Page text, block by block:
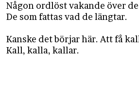
Någon ordlöst vakande över
De som fattas vad de längtar.
Kanske det börjar här. Att få
Kall, kalla, kallar.